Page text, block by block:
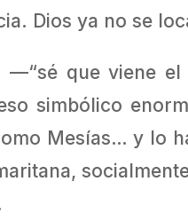
Dios ya no se
—“sé que viene
simbólico
Mesías… y lo